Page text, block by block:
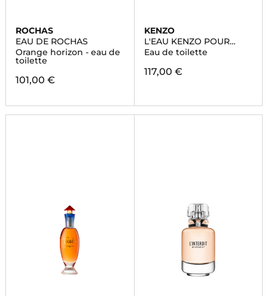
ROCHAS
EAU DE ROCHAS
Orange horizon - eau de
toilette
101,00 €
KENZO
L'EAU KENZO POUR
HOMME
Eau de toilette
117,00 €